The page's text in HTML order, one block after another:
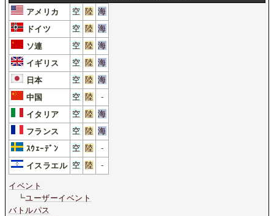
アメリカ
空 陸 海
ドイツ
空 陸 海
ソ連
空 陸 海
イギリス
空 陸 海
日本
空 陸 海
中国
空 陸
-
イタリア
空 陸 海
フランス
空 陸 海
ｽｳｪｰﾃﾞﾝ
空 陸
-
イスラエル 空 陸 -
イベント
┗ユーザーイベント
バトルパス